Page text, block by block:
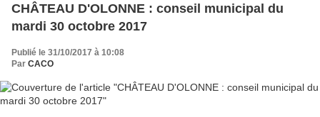
CHÂTEAU D'OLONNE : conseil municipal du
mardi 30 octobre 2017
Publié le 31/10/2017 à 10:08
Par CACO